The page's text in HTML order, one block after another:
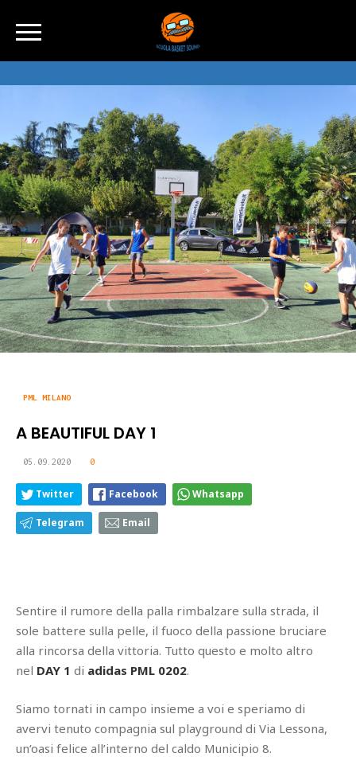
PML MILANO
A BEAUTIFUL DAY 1
05.09.2020 0
Twitter Facebook Whatsapp
Telegram Email
Sentire il rumore della palla rimbalzare sulla strada, il
sole battere sulla pelle, il fuoco della passione bruciare
alla rincorsa della vittoria. Tutto questo e molto altro
nel DAY 1 di adidas PML 0202.
Siamo tornati in campo insieme a voi e speriamo di
avervi tenuto compagnia sul playground di Via Lessona,
un’oasi felice all’interno del caldo Municipio 8.